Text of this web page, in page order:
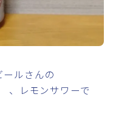
ルさんの
、レモンサワーで